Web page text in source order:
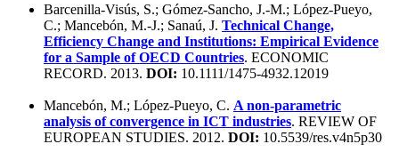
Barcenilla-Visús, S.; Gómez-Sancho, J.-M.; López-Pueyo,
C.; Mancebón, M.-J.; Sanaú, J. Technical Change,
Efficiency Change and Institutions: Empirical Evidence
for a Sample of OECD Countries. ECONOMIC
RECORD. 2013. DOI: 10.1111/1475-4932.12019
Mancebón, M.; López-Pueyo, C. A non-parametric
analysis of convergence in ICT industries. REVIEW OF
EUROPEAN STUDIES. 2012. DOI: 10.5539/res.v4n5p30